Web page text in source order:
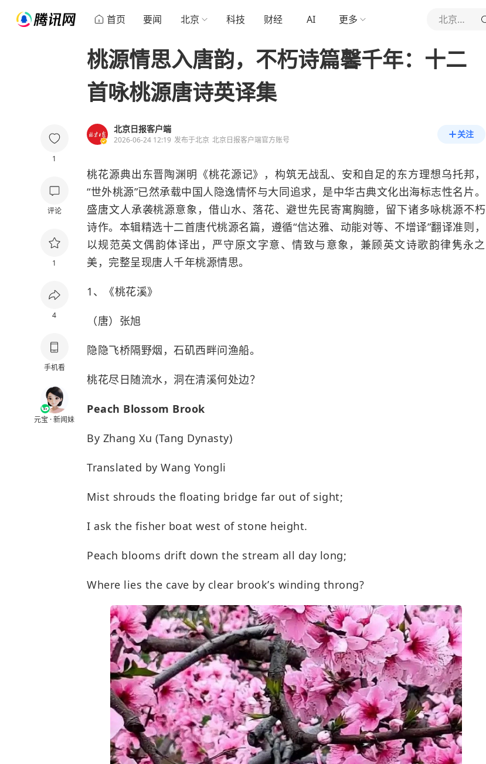
首页 要闻 北京 科技 财经 AI 更多 北京日报客户端
1
评论
1
4
手机看
元宝 · 新闻妹
桃源情思入唐韵，不朽诗篇馨千年：十二
首咏桃源唐诗英译集
北京日报客户端
2026-06-24 12:19 发布于北京 北京日报客户端官方账号
关注
桃花源典出东晋陶渊明《桃花源记》，构筑无战乱、安和自足的东方理想乌托邦，
“世外桃源”已然承载中国人隐逸情怀与大同追求，是中华古典文化出海标志性名片。
盛唐文人承袭桃源意象，借山水、落花、避世先民寄寓胸臆，留下诸多咏桃源不朽
诗作。本辑精选十二首唐代桃源名篇，遵循“信达雅、动能对等、不增译”翻译准则，
以规范英文偶韵体译出，严守原文字意、情致与意象，兼顾英文诗歌韵律隽永之
美，完整呈现唐人千年桃源情思。
1 、《桃花溪》
（唐）张旭
隐隐飞桥隔野烟，石矶西畔问渔船。
桃花尽日随流水，洞在清溪何处边？
Peach Blossom Brook
By Zhang Xu (Tang Dynasty)
Translated by Wang Yongli
Mist shrouds the floating bridge far out of sight;
I ask the fisher boat west of stone height.
Peach blooms drift down the stream all day long;
Where lies the cave by clear brook’s winding throng?